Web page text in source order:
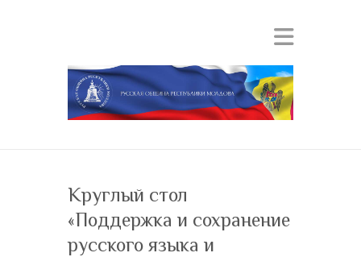
Круглый стол
«Поддержка и сохранение
русского языка и